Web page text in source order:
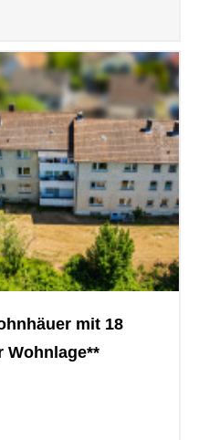
mit 18
Wohnlage**